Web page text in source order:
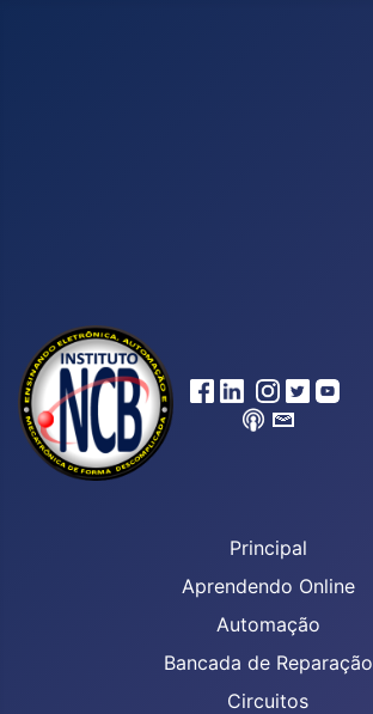
Principal
Aprendendo Online
Automação
Bancada de Reparação
Circuitos